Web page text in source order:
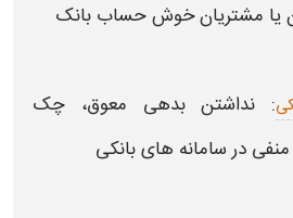
یا مشتریان خوش‌ حساب بانک
: نداشتن بدهی معوق، چک
در سامانه‌ هایبانکی